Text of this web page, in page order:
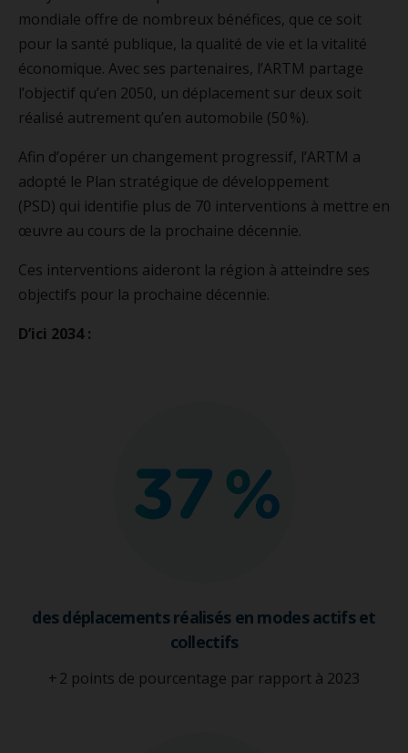
mondiale offre de nombreux bénéfices, que ce soit
pour la santé publique, la qualité de vie et la vitalité
économique. Avec ses partenaires, l’ARTM partage
l’objectif qu’en 2050, un déplacement sur deux soit
réalisé autrement qu’en automobile (50 %).
Afin d’opérer un changement progressif, l’ARTM a
adopté le Plan stratégique de développement
(PSD) qui identifie plus de 70 interventions à mettre en
œuvre au cours de la prochaine décennie.
Ces interventions aideront la région à atteindre ses
objectifs pour la prochaine décennie.
D’ici 2034 :
des déplacements réalisés en modes actifs et
collectifs
+ 2 points de pourcentage par rapport à 2023